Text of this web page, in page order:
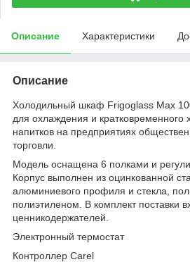
Описание Характеристики
Описание
Холодильный шкаф Frigoglass Max
для охлаждения и кратковременного
напитков на предприятиях
торговли.
Модель оснащена 6 полками и
Корпус выполнен из оцинкованной
алюминиевого профиля и стекла,
полиэтиленом. В комплект поставки
ценникодержателей.
Электронный термостат
Контроллер Carel